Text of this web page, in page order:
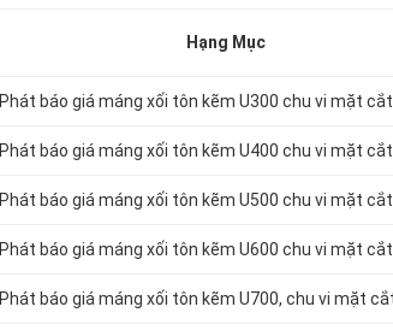
Hạng Mục
báo giá máng xối tôn kẽm U300 chu vi mặt
báo giá máng xối tôn kẽm U400 chu vi mặt
báo giá máng xối tôn kẽm U500 chu vi mặt
báo giá máng xối tôn kẽm U600 chu vi mặt
báo giá máng xối tôn kẽm U700, chu vi mặt